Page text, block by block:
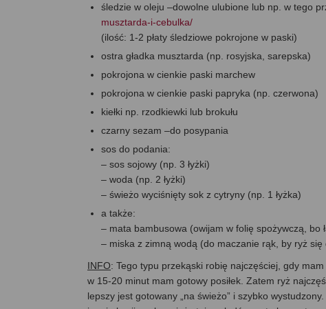
śledzie w oleju –dowolne ulubione lub np. w tego
musztarda-i-cebulka/
(ilość: 1-2 płaty śledziowe pokrojone w paski)
ostra gładka musztarda (np. rosyjska, sarepska)
pokrojona w cienkie paski marchew
pokrojona w cienkie paski papryka (np. czerwona)
kiełki np. rzodkiewki lub brokułu
czarny sezam –do posypania
sos do podania:
– sos sojowy (np. 3 łyżki)
– woda (np. 2 łyżki)
– świeżo wyciśnięty sok z cytryny (np. 1 łyżka)
a także:
– mata bambusowa (owijam w folię spożywczą, bo
– miska z zimną wodą (do maczanie rąk, by ryż się
INFO: Tego typu przekąski robię najczęściej, gdy
w 15-20 minut mam gotowy posiłek. Zatem ryż
lepszy jest gotowany „na świeżo” i szybko